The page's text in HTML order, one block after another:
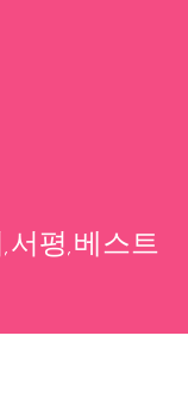
평,베스트